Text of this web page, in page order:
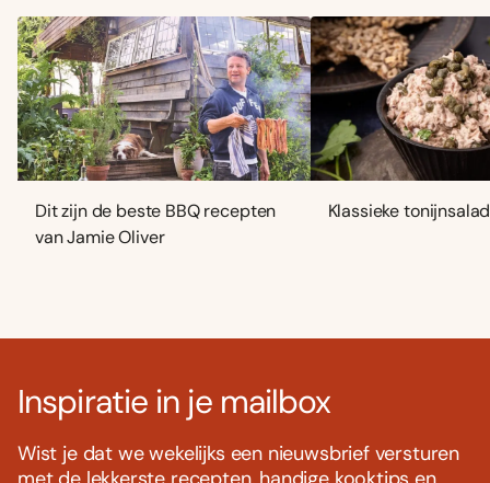
Dit zijn de beste BBQ recepten
van Jamie Oliver
Klassieke
Inspiratie in je mailbox
Wist je dat we wekelijks een nieuwsbrief versturen